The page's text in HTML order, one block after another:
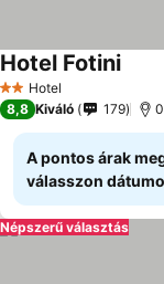
2 Kategória
Hotel
Hotel Fotini
8,8 Kiváló 179
A pontos árak
válasszon
Népszerű választás